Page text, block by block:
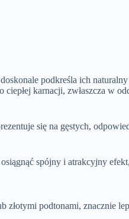
podkreśla ich
karnacji, zwłaszcza w
się na gęstych,
spójny i atrakcyjny efekt,
złotymi podtonami, znacznie